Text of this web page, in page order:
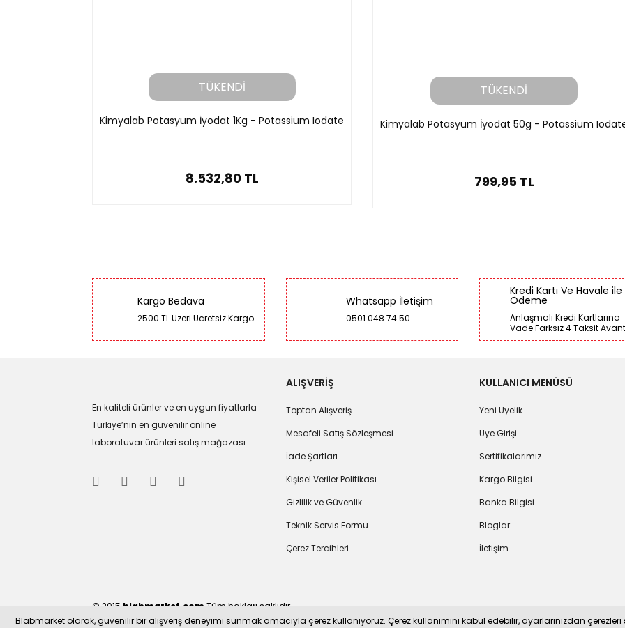
Blabmarket olarak, güvenilir bir alışveriş deneyimi sunmak amacıyla çerez kullanıyoruz. Çerez kullanımını kabul edebilir, ayarlarınızdan
TÜKENDİ
Kimyalab Potasyum İyodat 1Kg - Potassium Iodate
8.532,80 TL
TÜKENDİ
Kimyalab Potasyum İyodat 50g - Potassium
799,95 TL
Kargo Bedava
2500 TL Üzeri Ücretsiz Kargo
Whatsapp İletişim
0501 048 74 50
Kredi Kartı Ve Havale ile
Ödeme
Anlaşmalı Kredi Kartlarına
Vade Farksız 4 Taksit
En kaliteli ürünler ve en uygun fiyatlarla
Türkiye’nin en güvenilir online
laboratuvar ürünleri satış mağazası
ALIŞVERİŞ
Toptan Alışveriş
Mesafeli Satış Sözleşmesi
İade Şartları
Kişisel Veriler Politikası
Gizlilik ve Güvenlik
Teknik Servis Formu
Çerez Tercihleri
KULLANICI MENÜSÜ
Yeni Üyelik
Üye Girişi
Sertifikalarımız
Kargo Bilgisi
Banka Bilgisi
Bloglar
İletişim
© 2015 blabmarket.com Tüm hakları saklıdır.
WHATSAPP İLETİŞİM